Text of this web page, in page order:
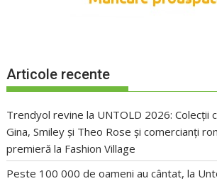
Articole recente
Trendyol revine la UNTOLD 2026: Colecții
Gina, Smiley și Theo Rose și comercianți
premieră la Fashion Village
Peste 100 000 de oameni au cântat, la